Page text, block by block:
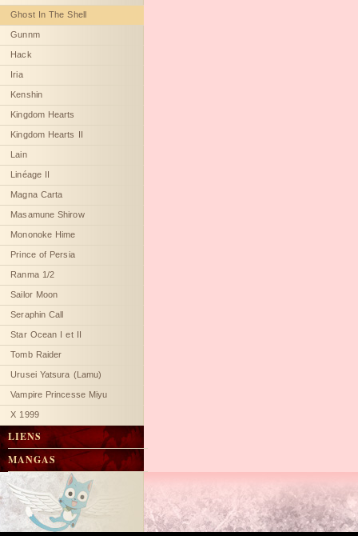
Ghost In The Shell
Gunnm
Hack
Iria
Kenshin
Kingdom Hearts
Kingdom Hearts II
Lain
Linéage II
Magna Carta
Masamune Shirow
Mononoke Hime
Prince of Persia
Ranma 1/2
Sailor Moon
Seraphin Call
Star Ocean I et II
Tomb Raider
Urusei Yatsura (Lamu)
Vampire Princesse Miyu
X 1999
LIENS
MANGAS